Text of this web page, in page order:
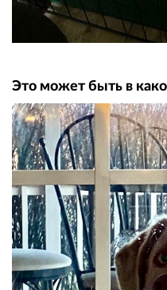
Это может быть в